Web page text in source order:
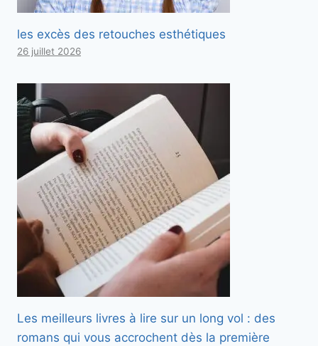
les excès des retouches esthétiques
26 juillet 2026
Les meilleurs livres à lire sur un long vol : des
romans qui vous accrochent dès la première